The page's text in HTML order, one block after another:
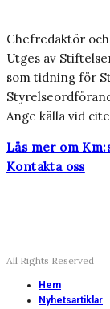
Chefredaktör
Utges av
som tidning för
Ange källa vid
Läs mer om
Kontakta oss
All Rights Reserved
Hem
Nyhetsartiklar